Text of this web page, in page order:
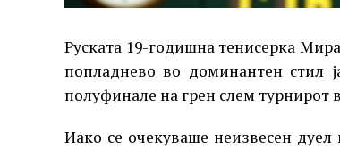
Руската 19-годишна тенисерка
попладнево во доминантен стил
полуфинале на грен слем турнирот
Иако се очекуваше неизвесен дуел